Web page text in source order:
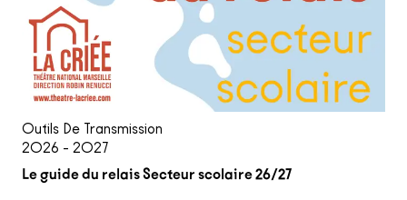
Outils De Transmission
2026 - 2027
Le guide du relais Secteur scolaire 26/27